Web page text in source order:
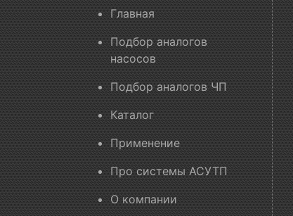
Главная
Подбор аналогов
насосов
Подбор аналогов ЧП
Каталог
Применение
Про системы АСУТП
О компании